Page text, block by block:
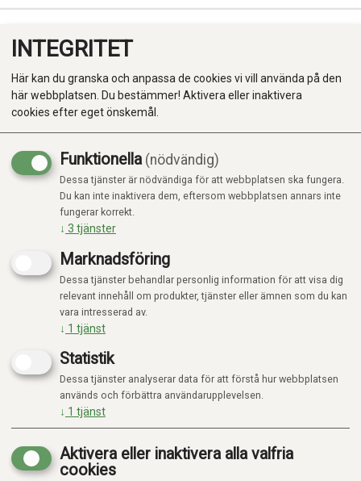
Produkter
Kategorier
Kampanj
INTEGRITET
Här kan du granska och anpassa de cookies vi vill använda på den
här webbplatsen. Du bestämmer! Aktivera eller inaktivera
cookies efter eget önskemål.
Funktionella (nödvändig)
Dessa tjänster är nödvändiga för att webbplatsen ska fungera.
Du kan inte inaktivera dem, eftersom webbplatsen annars inte
fungerar korrekt.
↓ 3 tjänster
Marknadsföring
Dessa tjänster behandlar personlig information för att visa dig
relevant innehåll om produkter, tjänster eller ämnen som du kan
vara intresserad av.
↓ 1 tjänst
Statistik
Dessa tjänster analyserar data för att förstå hur webbplatsen
används och förbättra användarupplevelsen.
↓ 1 tjänst
Aktivera eller inaktivera alla valfria
cookies